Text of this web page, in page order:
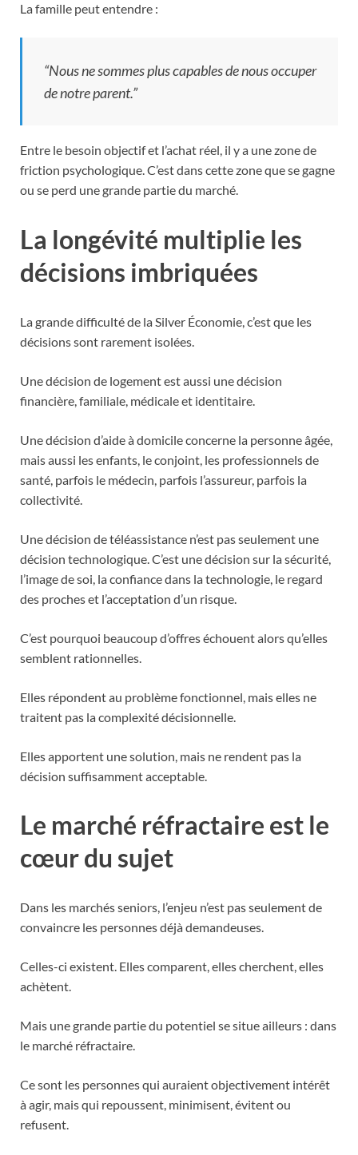
La famille peut entendre :
“Nous ne sommes plus capables de nous occuper
de notre parent.”
Entre le besoin objectif et l’achat réel, il y a une zone de
friction psychologique. C’est dans cette zone que se gagne
ou se perd une grande partie du marché.
La longévité multiplie les
décisions imbriquées
La grande difficulté de la Silver Économie, c’est que les
décisions sont rarement isolées.
Une décision de logement est aussi une décision
financière, familiale, médicale et identitaire.
Une décision d’aide à domicile concerne la personne âgée,
mais aussi les enfants, le conjoint, les professionnels de
santé, parfois le médecin, parfois l’assureur, parfois la
collectivité.
Une décision de téléassistance n’est pas seulement une
décision technologique. C’est une décision sur la sécurité,
l’image de soi, la confiance dans la technologie, le regard
des proches et l’acceptation d’un risque.
C’est pourquoi beaucoup d’offres échouent alors qu’elles
semblent rationnelles.
Elles répondent au problème fonctionnel, mais elles ne
traitent pas la complexité décisionnelle.
Elles apportent une solution, mais ne rendent pas la
décision suffisamment acceptable.
Le marché réfractaire est le
cœur du sujet
Dans les marchés seniors, l’enjeu n’est pas seulement de
convaincre les personnes déjà demandeuses.
Celles-ci existent. Elles comparent, elles cherchent, elles
achètent.
Mais une grande partie du potentiel se situe ailleurs : dans
le marché réfractaire.
Ce sont les personnes qui auraient objectivement intérêt
à agir, mais qui repoussent, minimisent, évitent ou
refusent.